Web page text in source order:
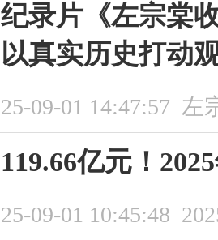
纪录片《左宗棠
以真实历史打动
25-09-01 14:47:57 左
119.66亿元！
25-09-01 10:45:48